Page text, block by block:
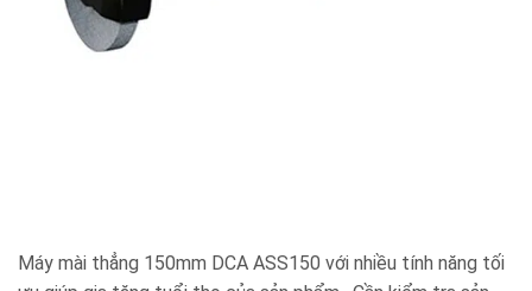
Máy mài thẳng 150mm DCA ASS150 với nhiều tính năng tối